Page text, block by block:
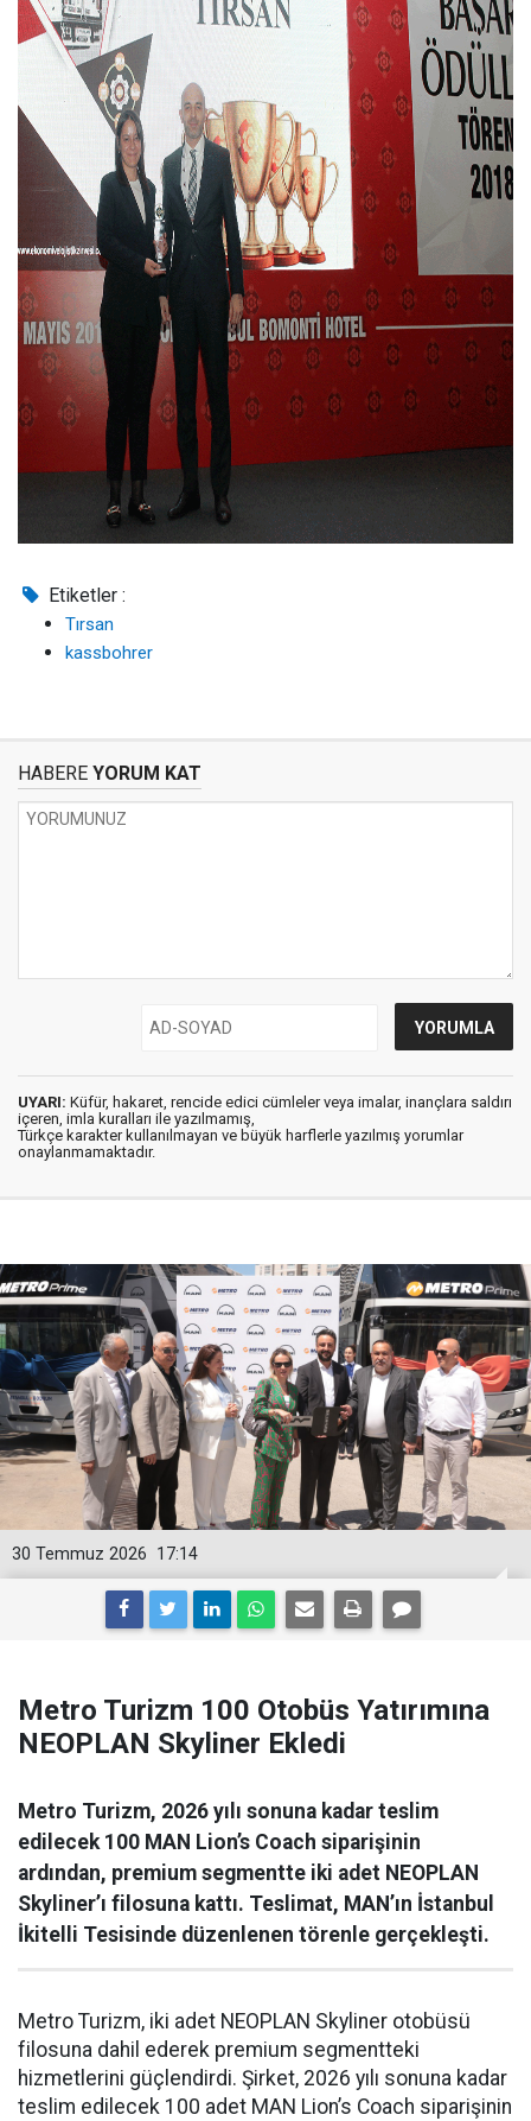
Etiketler :
Tırsan
kassbohrer
HABERE YORUM KAT
UYARI: Küfür, hakaret, rencide edici cümleler veya imalar, inançlara saldırı
içeren, imla kuralları ile yazılmamış,
Türkçe karakter kullanılmayan ve büyük harflerle yazılmış yorumlar
onaylanmamaktadır.
17:14
30 Temmuz 2026
Metro Turizm 100 Otobüs Yatırımına
NEOPLAN Skyliner Ekledi
Metro Turizm, 2026 yılı sonuna kadar teslim
edilecek 100 MAN Lion’s Coach siparişinin
ardından, premium segmentte iki adet NEOPLAN
Skyliner’ı filosuna kattı. Teslimat, MAN’ın İstanbul
İkitelli Tesisinde düzenlenen törenle gerçekleşti.
Metro Turizm, iki adet NEOPLAN Skyliner otobüsü
filosuna dahil ederek premium segmentteki
hizmetlerini güçlendirdi. Şirket, 2026 yılı sonuna kadar
teslim edilecek 100 adet MAN Lion’s Coach siparişinin